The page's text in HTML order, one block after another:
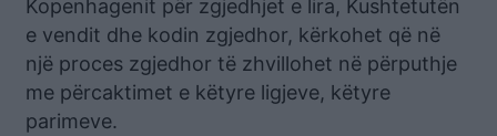
Kopenhagenit për zgjedhjet e lira, Kushtetutën
e vendit dhe kodin zgjedhor, kërkohet që në
një proces zgjedhor të zhvillohet në përputhje
me përcaktimet e këtyre ligjeve, këtyre
parimeve.